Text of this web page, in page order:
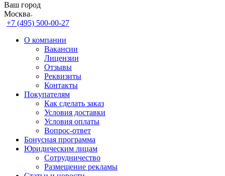
Ваш город
Москва
+7 (495) 500-00-27
О компании
Вакансии
Лицензии
Отзывы
Реквизиты
Контакты
Покупателям
Как сделать заказ
Условия доставки
Условия оплаты
Вопрос-ответ
Бонусная программа
Юридическим лицам
Сотрудничество
Размещение рекламы